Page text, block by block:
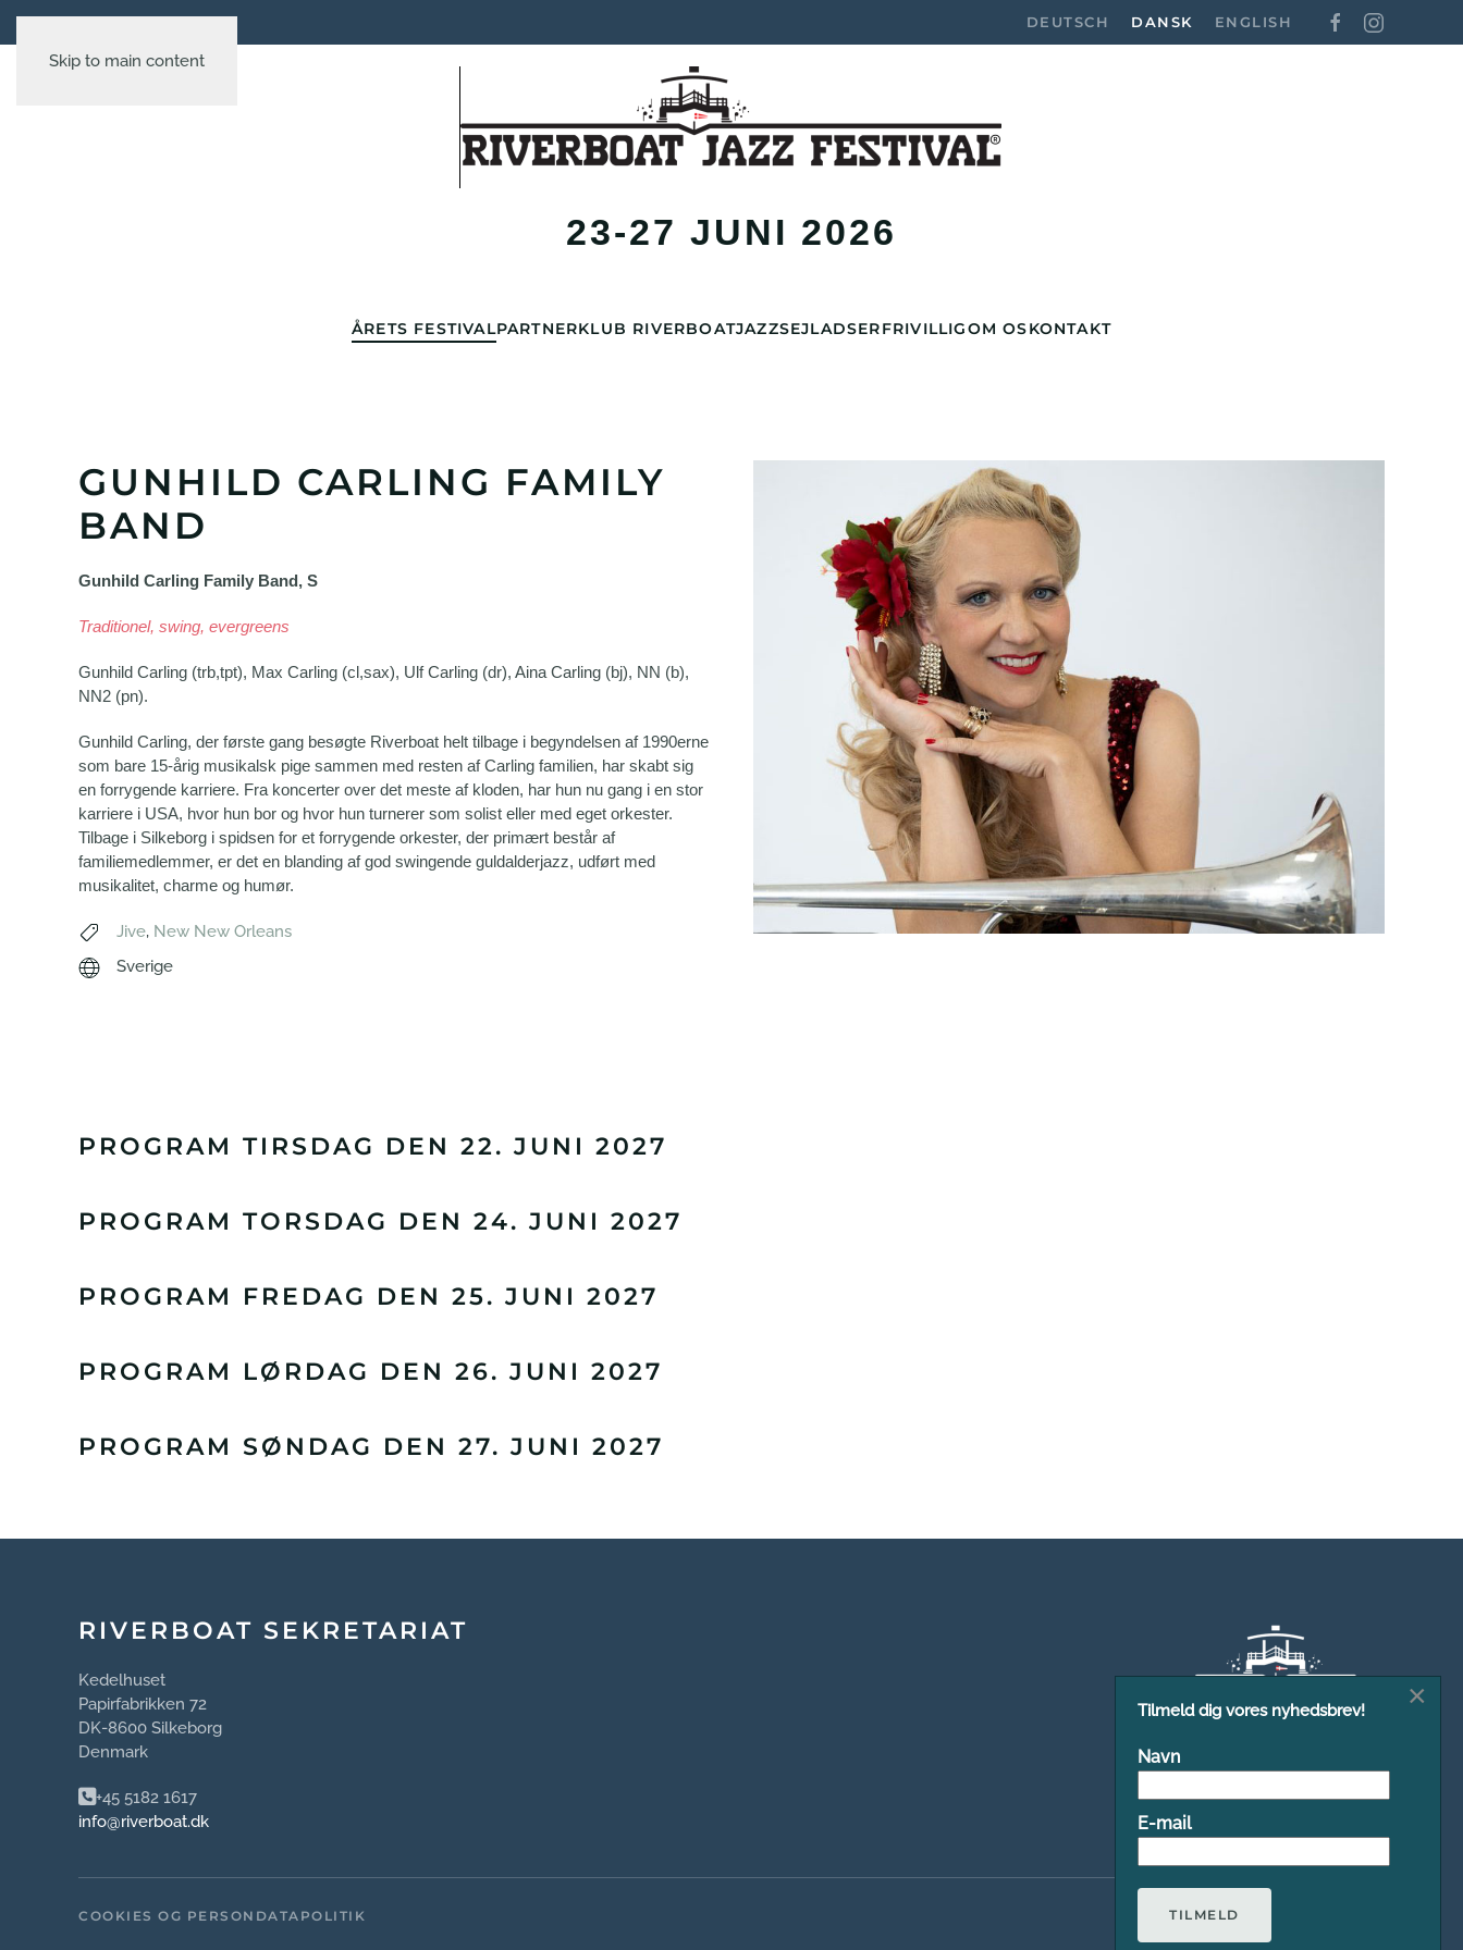
Skip to main content
DEUTSCH DANSK ENGLISH
23-27 JUNI 2026
ÅRETS FESTIVALPARTNERKLUB RIVERBOATJAZZSEJLADSERFRIVILLIGOM OSKONTAKT
GUNHILD CARLING FAMILY
BAND
Gunhild Carling Family Band, S
Traditionel, swing, evergreens
Gunhild Carling (trb,tpt), Max Carling (cl,sax), Ulf Carling (dr), Aina Carling (bj), NN (b),
NN2 (pn).
Gunhild Carling, der første gang besøgte Riverboat helt tilbage i begyndelsen af 1990erne
som bare 15-årig musikalsk pige sammen med resten af Carling familien, har skabt sig
en forrygende karriere. Fra koncerter over det meste af kloden, har hun nu gang i en stor
karriere i USA, hvor hun bor og hvor hun turnerer som solist eller med eget orkester.
Tilbage i Silkeborg i spidsen for et forrygende orkester, der primært består af
familiemedlemmer, er det en blanding af god swingende guldalderjazz, udført med
musikalitet, charme og humør.
Jive, New New Orleans
Sverige
PROGRAM TIRSDAG DEN 22. JUNI 2027
PROGRAM TORSDAG DEN 24. JUNI 2027
PROGRAM FREDAG DEN 25. JUNI 2027
PROGRAM LØRDAG DEN 26. JUNI 2027
PROGRAM SØNDAG DEN 27. JUNI 2027
RIVERBOAT SEKRETARIAT
Kedelhuset
Papirfabrikken 72
DK-8600 Silkeborg
Denmark
+45 5182 1617
info@riverboat.dk
COOKIES OG PERSONDATAPOLITIK
×
Tilmeld dig vores nyhedsbrev!
Navn
E-mail
TILMELD